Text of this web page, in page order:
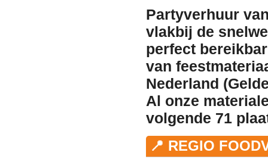
Partyverhuur
vlakbij de
perfect
van
Nederland
Al onze
volgende 71
📍 REGIO